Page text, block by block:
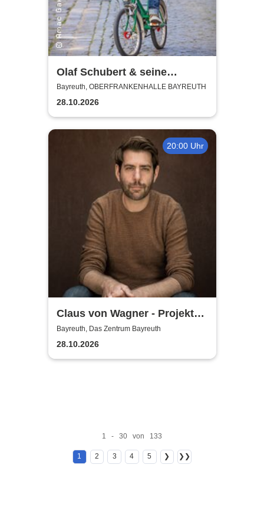
Olaf Schubert & seine
Freunde - Jetzt oder now!
Bayreuth, OBERFRANKENHALLE BAYREUTH
28.10.2026
20:00 Uhr
Claus von Wagner - Projekt
Equilibrium
Bayreuth, Das Zentrum Bayreuth
28.10.2026
1 - 30 von 133
1 2 3 4 5 ❯ ❯❯